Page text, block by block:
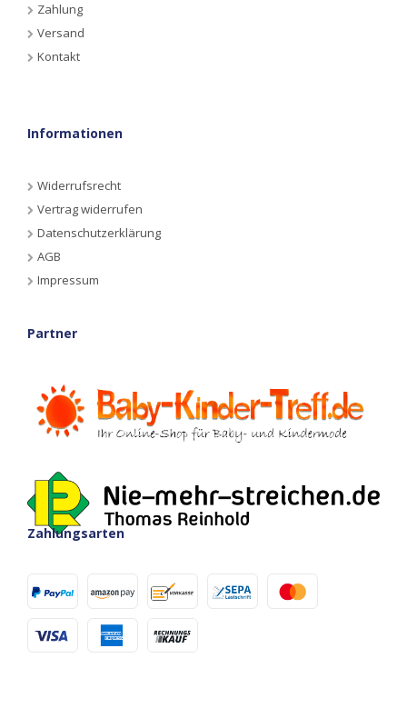
Zahlung
Versand
Kontakt
Informationen
Widerrufsrecht
Vertrag widerrufen
Datenschutzerklärung
AGB
Impressum
Partner
Zahlungsarten